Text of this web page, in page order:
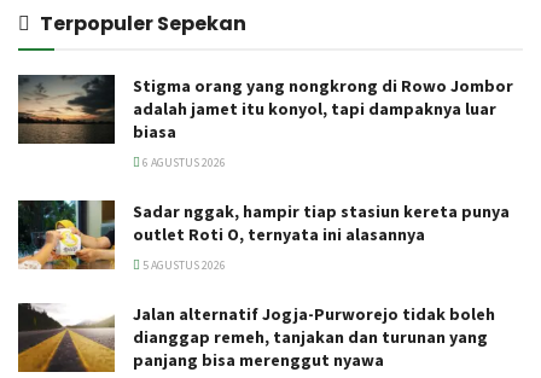
Terpopuler Sepekan
Stigma orang yang nongkrong di Rowo Jombor
adalah jamet itu konyol, tapi dampaknya luar
biasa
6 AGUSTUS 2026
Sadar nggak, hampir tiap stasiun kereta punya
outlet Roti O, ternyata ini alasannya
5 AGUSTUS 2026
Jalan alternatif Jogja-Purworejo tidak boleh
dianggap remeh, tanjakan dan turunan yang
panjang bisa merenggut nyawa